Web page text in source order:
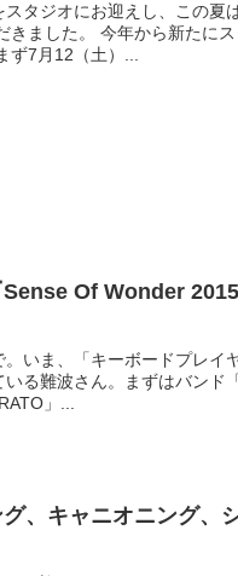
タジオにお迎えし、この夏
ました。 今年から新たに
ず7月12（土）...
Of Wonder
いま、「キーボードプレイ
る難波さん。まずはバンド
」...
、キャニオニング、